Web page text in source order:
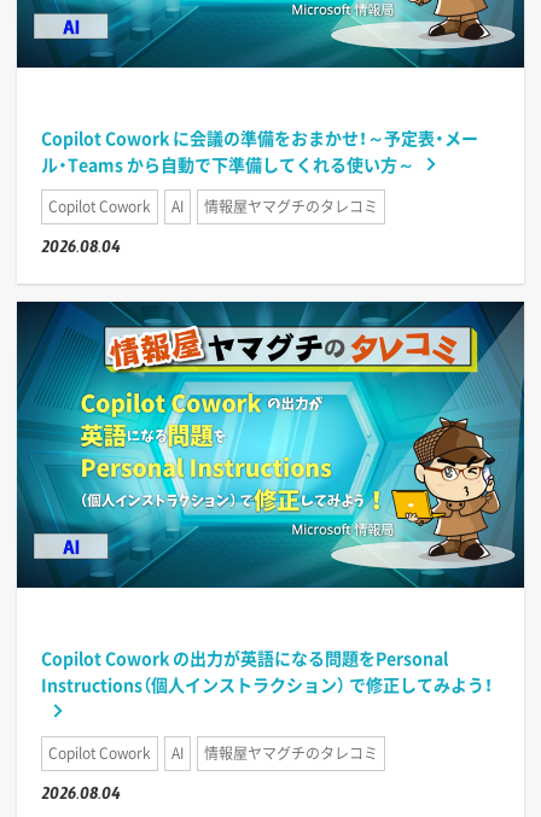
Copilot Cowork に会議の準備をおまかせ！～予定表・メー
ル・Teams から自動で下準備してくれる使い方～
Copilot Cowork AI 情報屋ヤマグチのタレコミ
2026.08.04
Copilot Cowork の出力が英語になる問題をPersonal
Instructions（個人インストラクション） で修正してみよう！
Copilot Cowork AI 情報屋ヤマグチのタレコミ
2026.08.04